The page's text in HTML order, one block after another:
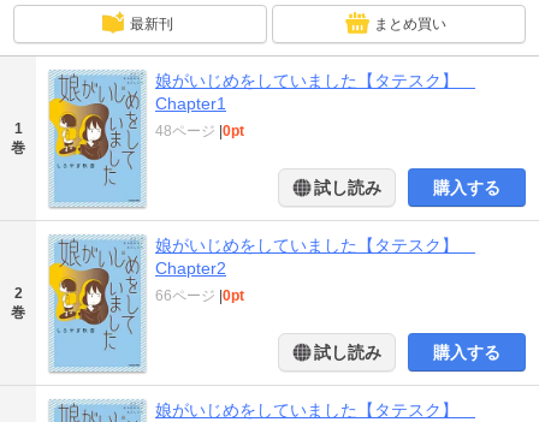
日常の物語を、ぜひお楽しみください。
最新刊 まとめ買い
1
巻
娘がいじめをしていました【タテスク】
Chapter1
48ページ 0pt
試し読み 購入する
2
巻
娘がいじめをしていました【タテスク】
Chapter2
66ページ 0pt
試し読み 購入する
娘がいじめをしていました【タテスク】